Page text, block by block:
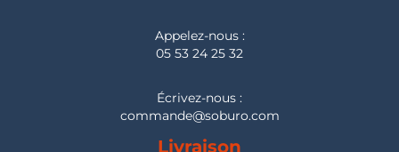
Appelez-nous :
05 53 24 25 32
Écrivez-nous :
commande@soburo.com
Livraison